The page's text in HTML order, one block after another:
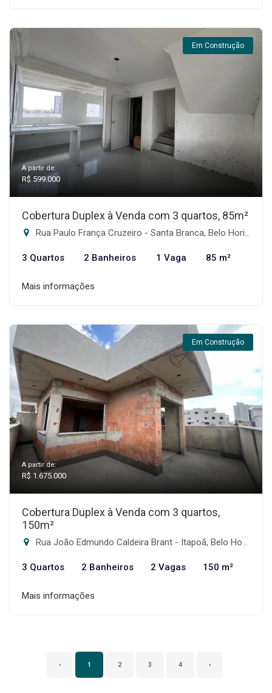
Em Construção
A partir de:
R$ 599.000
Cobertura Duplex à Venda com 3 quartos, 85m²
Rua Paulo França Cruzeiro - Santa Branca, Belo Horizonte-MG
3 Quartos 2 Banheiros 1 Vaga 85 m²
Mais informações
Em Construção
A partir de:
R$ 1.675.000
Cobertura Duplex à Venda com 3 quartos,
150m²
Rua João Edmundo Caldeira Brant - Itapoã, Belo Horizonte-MG
3 Quartos 2 Banheiros 2 Vagas 150 m²
Mais informações
‹ 1 2 3 4 ›